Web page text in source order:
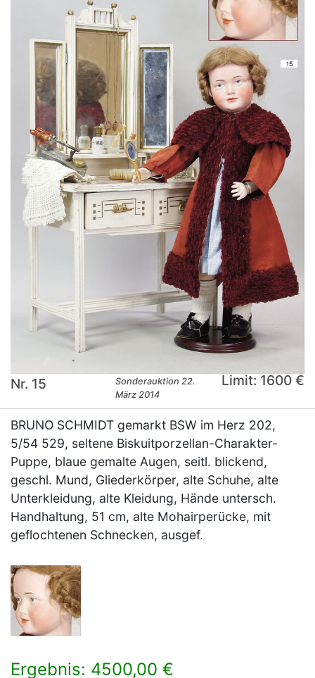
Nr. 15
Sonderauktion 22.
März 2014
Limit: 1600 €
BRUNO SCHMIDT gemarkt BSW im Herz 202,
5/54 529, seltene Biskuitporzellan-Charakter-
Puppe, blaue gemalte Augen, seitl. blickend,
geschl. Mund, Gliederkörper, alte Schuhe, alte
Unterkleidung, alte Kleidung, Hände untersch.
Handhaltung, 51 cm, alte Mohairperücke, mit
geflochtenen Schnecken, ausgef.
Ergebnis: 4500,00 €